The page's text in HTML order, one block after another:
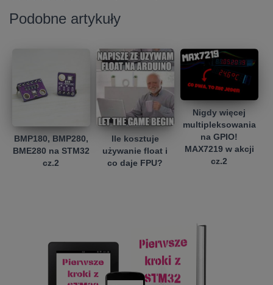
Podobne artykuły
BMP180, BMP280,
BME280 na STM32
cz.2
Ile kosztuje
używanie float i
co daje FPU?
Nigdy więcej
multipleksowania
na GPIO!
MAX7219 w akcji
cz.2